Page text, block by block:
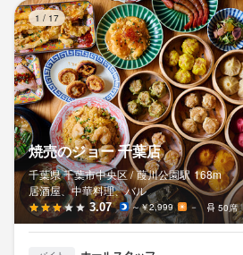
1 / 17
焼売のジョー 千葉店
千葉県 千葉市中央区 / 葭川公園駅 168m
居酒屋、中華料理、バル
3.07 ～￥2,999 － 50席